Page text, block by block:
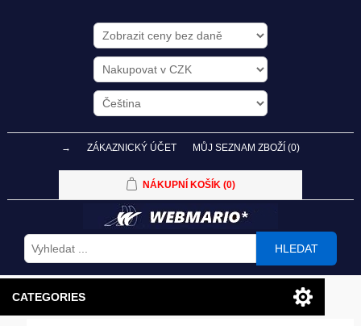
→ ZÁKAZNICKÝ ÚČET MŮJ SEZNAM ZBOŽÍ (0)
NÁKUPNÍ KOŠÍK (0)
HLEDAT
CATEGORIES